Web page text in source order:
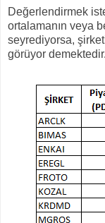
Değerlendirmek
ortalamanın veya
seyrediyorsa,
görüyor